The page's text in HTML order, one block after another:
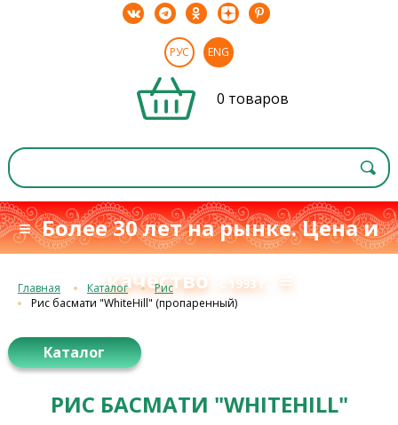
РУС ENG
0 товаров
≡ Более 30 лет на рынке. Цена и
качество
с 1993 г. ≡
Главная Каталог
Рис
Рис басмати "WhiteHill" (пропаренный)
Каталог
РИС БАСМАТИ "WHITEHILL"